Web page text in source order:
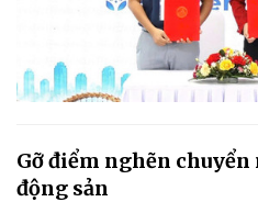
Gỡ điểm nghẽn
động sản